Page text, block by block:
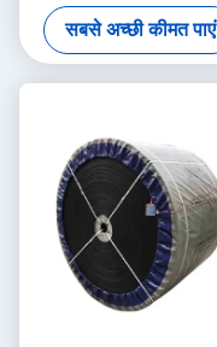
सबसे अच्छी कीमत पाएं